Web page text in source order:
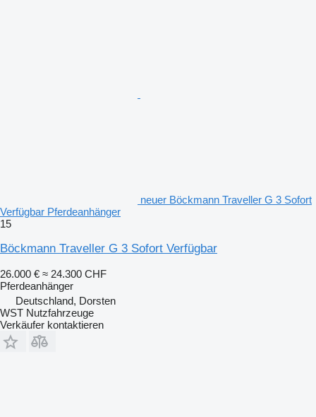
neuer Böckmann Traveller G 3 Sofort
Verfügbar Pferdeanhänger
15
Böckmann Traveller G 3 Sofort Verfügbar
26.000 € ≈ 24.300 CHF
Pferdeanhänger
Deutschland, Dorsten
WST Nutzfahrzeuge
Verkäufer kontaktieren